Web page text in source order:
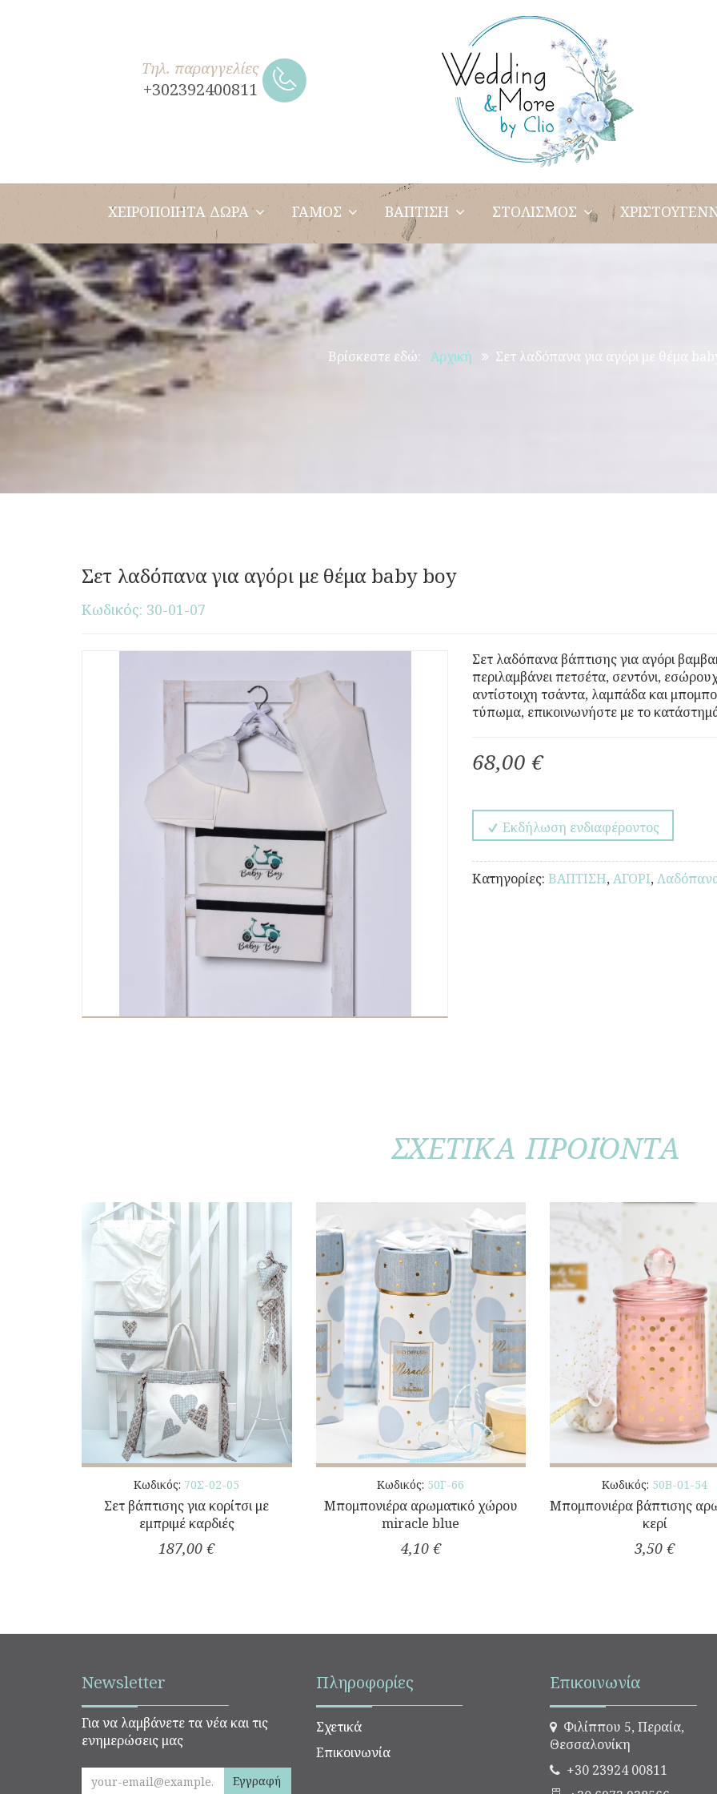
Τηλ. παραγγελίες
+302392400811
ΧΕΙΡΟΠΟΙΗΤΑ ΔΩΡΑ ΓΑΜΟΣ ΒΑΠΤΙΣΗ ΣΤΟΛΙΣΜΟΣ
Βρίσκεστε εδώ: Αρχική Σετ λαδόπανα για αγόρι με θέμα
Σετ λαδόπανα για αγόρι με θέμα baby boy
Κωδικός: 30-01-07
Σετ λαδόπανα βάπτισης για αγόρι
περιλαμβάνει πετσέτα, σεντόνι,
αντίστοιχη τσάντα, λαμπάδα και
τύπωμα, επικοινωνήστε με το
68,00 €
Εκδήλωση ενδιαφέροντος
Κατηγορίες: ΒΑΠΤΙΣΗ,ΑΓΟΡΙ,
ΣΧΕΤΙΚΑ ΠΡΟΪΟΝΤΑ
Κωδικός: 70Σ-02-05
Σετ βάπτισης για κορίτσι με
εμπριμέ καρδιές
187,00 €
Κωδικός: 50Γ-66
Μπομπονιέρα αρωματικό χώρου
miracle blue
4,10 €
Κωδικός: 50Β-01-54
Μπομπονιέρα βάπτισης
κερί
3,50 €
Newsletter
Για να λαμβάνετε τα νέα και τις
ενημερώσεις μας
Εγγραφή
Πληροφορίες
Σχετικά
Επικοινωνία
Επικοινωνία
Φιλίππου 5, Περαία,
Θεσσαλονίκη
+30 23924 00811